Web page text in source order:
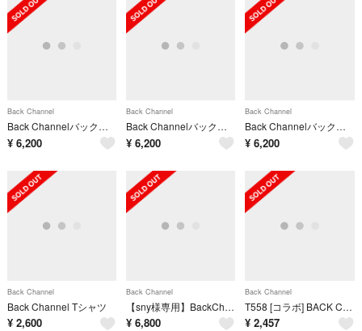
Back Channel
Back Channelバックチャンネル DRY LONG SLEEVE T ロングスリーブTシャツ プルオーバー【XL】【MTSA82283】
¥ 6,200
Back Channel
Back Channelバックチャンネル ONE POINT TEE ワンポイントTシャツ新品【XL】【MTSA82285】
¥ 6,200
Back Channel
Back Channelバックチャンネル OFFICIAL LOGO DRY TEE ロゴTシャツ新品【XL】【MTSA82286】
¥ 6,200
Back Channel
Back Channel Tシャツ
¥ 2,600
Back Channel
【sny様専用】BackChannel NEWERAバックチャンネル キャップ
¥ 6,800
Back Channel
T558 [コラボ] BACK CHANNEL × PRILLMAL バックチャンネル×プライルマル ジャケット M ネイビー | ★
¥ 2,457